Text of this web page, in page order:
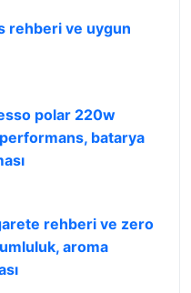
rehberi ve uygun
polar 220w
batarya
rehberi ve zero
aroma